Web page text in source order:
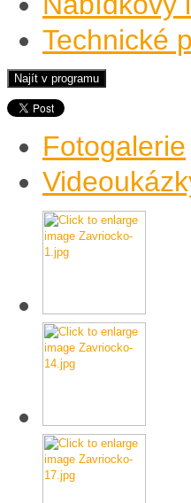
Technické
Fotogalerie